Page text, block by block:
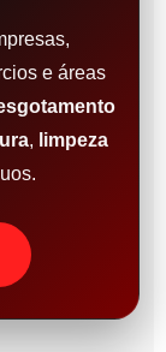
e áreas
, limpeza